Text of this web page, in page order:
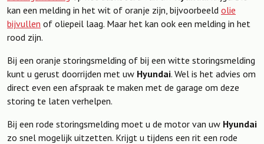
kan een melding in het wit of oranje zijn, bijvoorbeeld olie
bijvullen of oliepeil laag. Maar het kan ook een melding in het
rood zijn.
Bij een oranje storingsmelding of bij een witte storingsmelding
kunt u gerust doorrijden met uw Hyundai. Wel is het advies om
direct even een afspraak te maken met de garage om deze
storing te laten verhelpen.
Bij een rode storingsmelding moet u de motor van uw Hyundai
zo snel mogelijk uitzetten. Krijgt u tijdens een rit een rode